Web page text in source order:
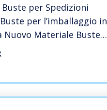
Buste per Spedizioni
per l’imballaggio in
Nuovo Materiale Buste
Vinted Sacchetti di